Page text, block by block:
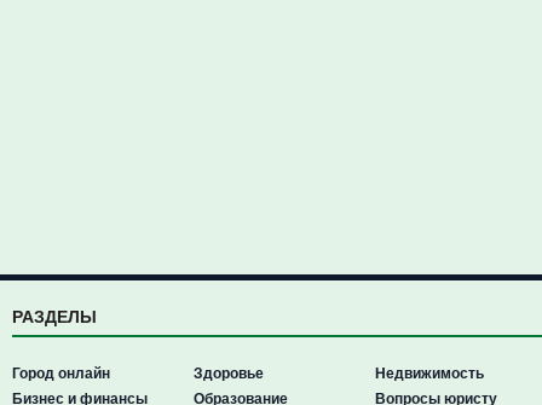
РАЗДЕЛЫ
Город онлайн
Бизнес и финансы
Здоровье
Образование
Недвижимость
Вопросы юристу